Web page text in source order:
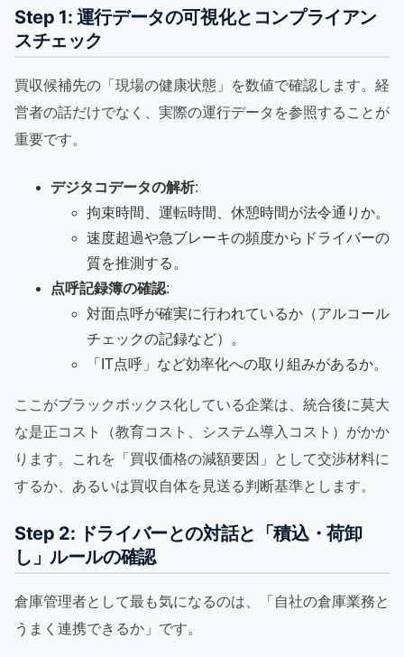
Step 1: 運行データの可視化とコンプライアン
スチェック
買収候補先の「現場の健康状態」を数値で確認します。経
営者の話だけでなく、実際の運行データを参照することが
重要です。
デジタコデータの解析:
拘束時間、運転時間、休憩時間が法令通りか。
速度超過や急ブレーキの頻度からドライバーの
質を推測する。
点呼記録簿の確認:
対面点呼が確実に行われているか（アルコール
チェックの記録など）。
「IT点呼」など効率化への取り組みがあるか。
ここがブラックボックス化している企業は、統合後に莫大
な是正コスト（教育コスト、システム導入コスト）がかか
ります。これを「買収価格の減額要因」として交渉材料に
するか、あるいは買収自体を見送る判断基準とします。
Step 2: ドライバーとの対話と「積込・荷卸
し」ルールの確認
倉庫管理者として最も気になるのは、「自社の倉庫業務と
うまく連携できるか」です。